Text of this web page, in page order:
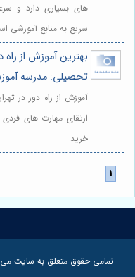
های بسیاری دارد و
سریع به منابع آموزشی
بهترین آموزش از
تحصیلی: مدرسه
آموزش از راه دور در
ارتقای مهارت های
خرید
تمامی حقوق متعلق به سایت